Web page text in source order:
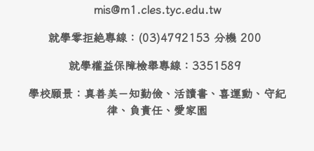
mis@m1.cles.tyc.edu.tw
就學零拒絶專線：(03)4792153 分機 200
就學權益保障檢舉專線：3351589
學校願景：真善美－知勤儉、活讀書、喜運動、守紀
律、負責任、愛家園